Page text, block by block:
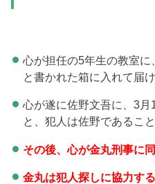
心が担任の5年生の教室に
と書かれた箱に入れて届け
心が遂に佐野文吾に、3月
と、犯人は佐野であること
その後、心が金丸刑事に
金丸は犯人探しに協力す